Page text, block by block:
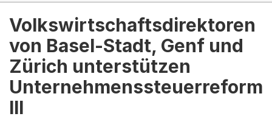
Volkswirtschaftsdirektoren
von Basel-Stadt, Genf und
Zürich unterstützen
Unternehmenssteuerreform
III